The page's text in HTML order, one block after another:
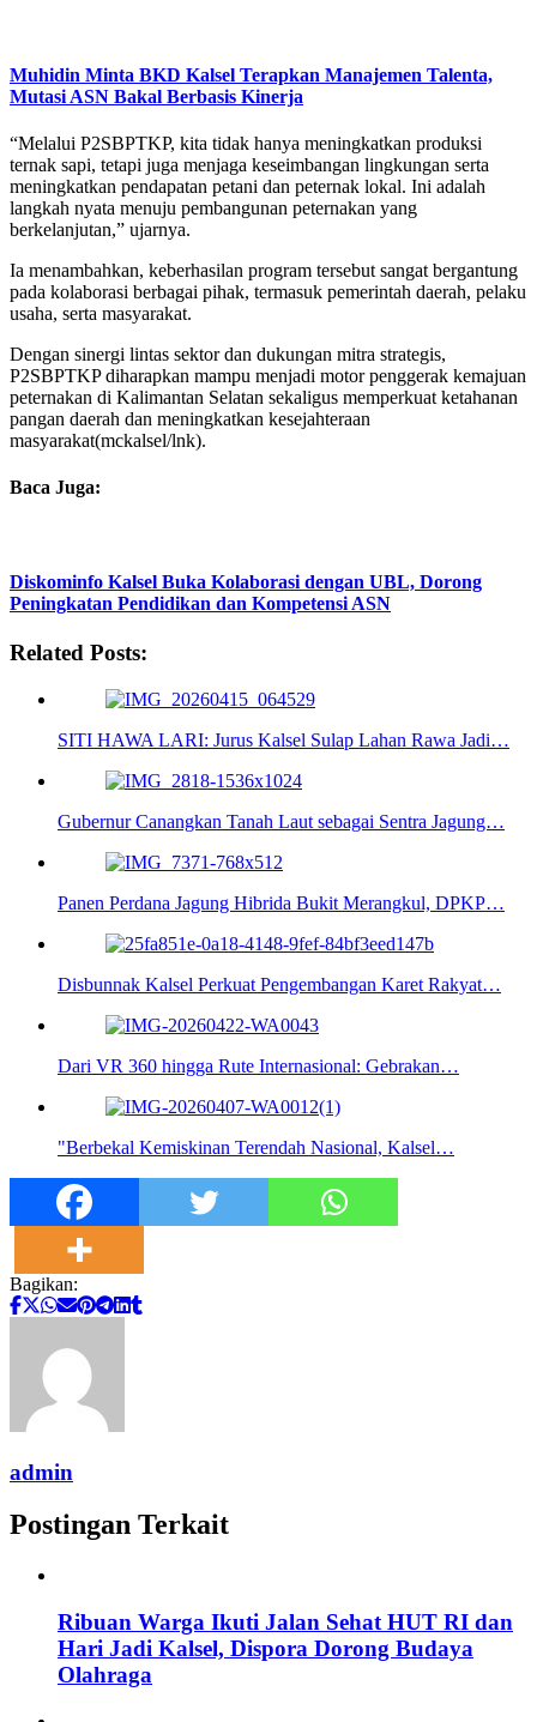
Muhidin Minta BKD Kalsel Terapkan Manajemen Talenta,
Mutasi ASN Bakal Berbasis Kinerja
“Melalui P2SBPTKP, kita tidak hanya meningkatkan produksi
ternak sapi, tetapi juga menjaga keseimbangan lingkungan serta
meningkatkan pendapatan petani dan peternak lokal. Ini adalah
langkah nyata menuju pembangunan peternakan yang
berkelanjutan,” ujarnya.
Ia menambahkan, keberhasilan program tersebut sangat bergantung
pada kolaborasi berbagai pihak, termasuk pemerintah daerah, pelaku
usaha, serta masyarakat.
Dengan sinergi lintas sektor dan dukungan mitra strategis,
P2SBPTKP diharapkan mampu menjadi motor penggerak kemajuan
peternakan di Kalimantan Selatan sekaligus memperkuat ketahanan
pangan daerah dan meningkatkan kesejahteraan
masyarakat(mckalsel/lnk).
Baca Juga:
Diskominfo Kalsel Buka Kolaborasi dengan UBL, Dorong
Peningkatan Pendidikan dan Kompetensi ASN
Related Posts:
SITI HAWA LARI: Jurus Kalsel Sulap Lahan Rawa Jadi…
Gubernur Canangkan Tanah Laut sebagai Sentra Jagung…
Panen Perdana Jagung Hibrida Bukit Merangkul, DPKP…
Disbunnak Kalsel Perkuat Pengembangan Karet Rakyat…
Dari VR 360 hingga Rute Internasional: Gebrakan…
"Berbekal Kemiskinan Terendah Nasional, Kalsel…
Bagikan:
admin
Postingan Terkait
Ribuan Warga Ikuti Jalan Sehat HUT RI dan
Hari Jadi Kalsel, Dispora Dorong Budaya
Olahraga